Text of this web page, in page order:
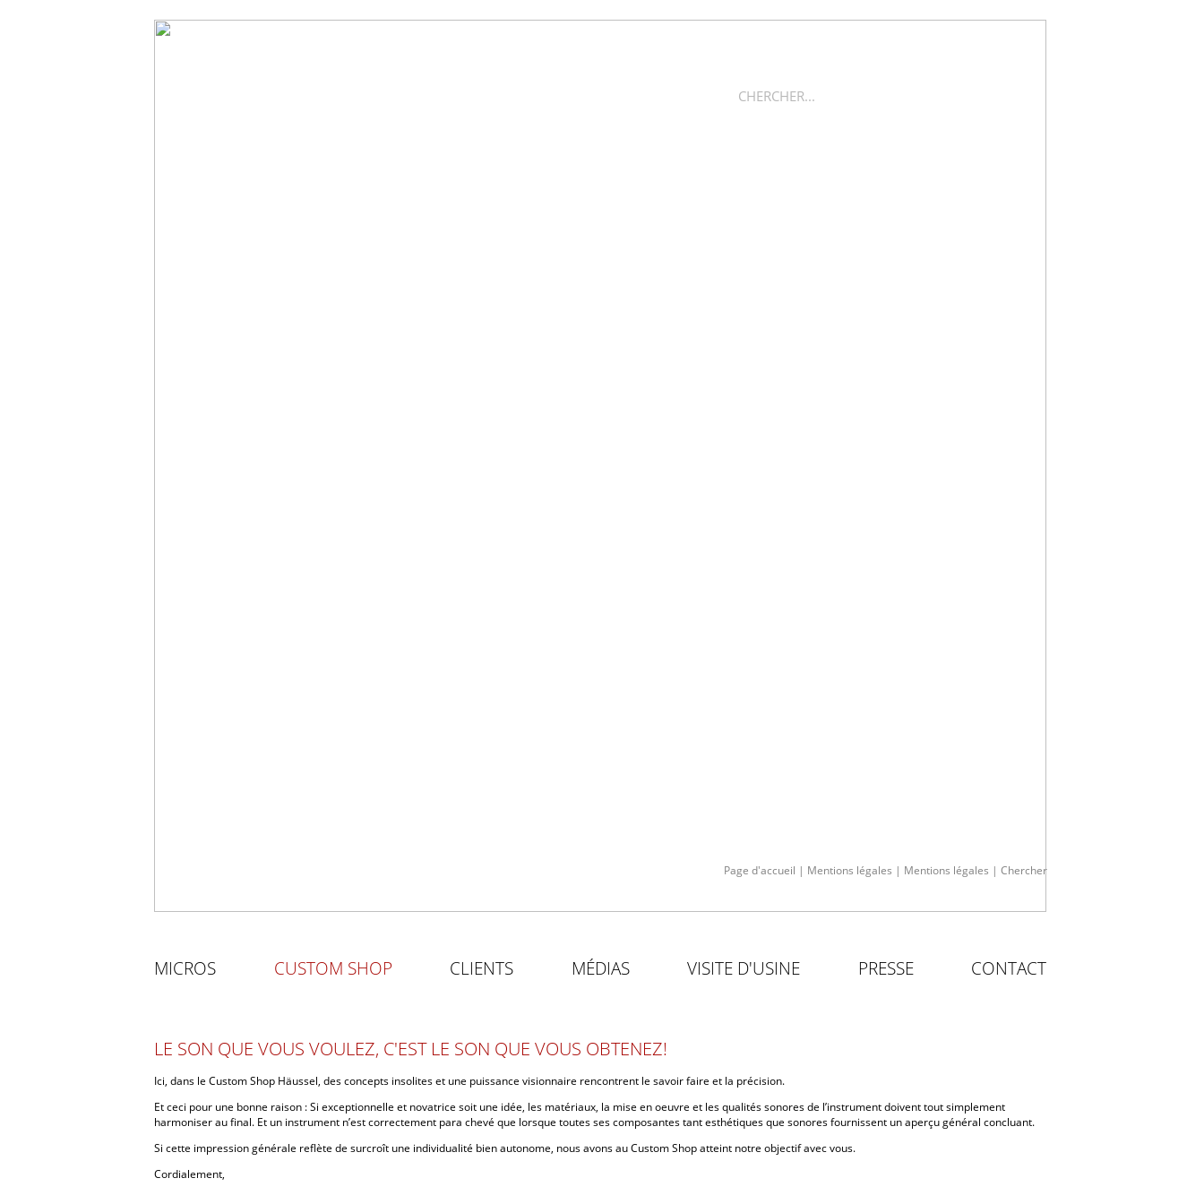
Page d'accueil | Mentions légales | Mentions légales | Chercher
MICROS CUSTOM SHOP CLIENTS MÉDIAS VISITE D'USINE PRESSE CONTACT
LE SON QUE VOUS VOULEZ, C'EST LE SON QUE VOUS OBTENEZ!
Ici, dans le Custom Shop Häussel, des concepts insolites et une puissance visionnaire rencontrent le savoir faire et la précision.
Et ceci pour une bonne raison : Si exceptionnelle et novatrice soit une idée, les matériaux, la mise en oeuvre et les qualités sonores de l’instrument doivent tout simplement
harmoniser au final. Et un instrument n’est correctement para chevé que lorsque toutes ses composantes tant esthétiques que sonores fournissent un aperçu général concluant.
Si cette impression générale reflète de surcroît une individualité bien autonome, nous avons au Custom Shop atteint notre objectif avec vous.
Cordialement,